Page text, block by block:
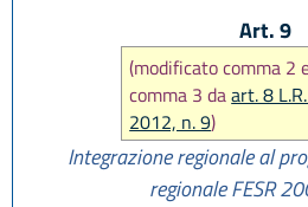
Art. 9
(modificato comma 2
comma 3 daart. 8
2012, n. 9)
Integrazione regionale al
regionale FESR